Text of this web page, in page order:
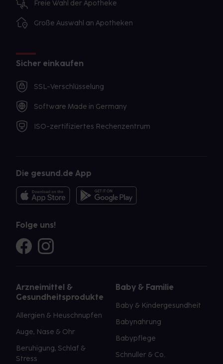
Freie Wahl der Apotheke
Große Auswahl an Apotheken
Sicher einkaufen
SSL-Verschlüsselung
Software Made in Germany
ISO-zertifiziertes Rechenzentrum
Die gesund.de App
Folge uns!
Arzneimittel &
Gesundheitsprodukte
Allergien & Heuschnupfen
Auge, Nase & Ohr
Beruhigung, Schlaf &
Stress
Baby & Familie
Baby & Kindergesundheit
Babynahrung
Babypflege
Schnuller & Co.